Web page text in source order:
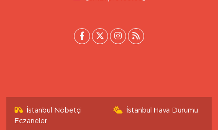
[email protected]
İstanbul Nöbetçi
Eczaneler
İstanbul Hava Durumu